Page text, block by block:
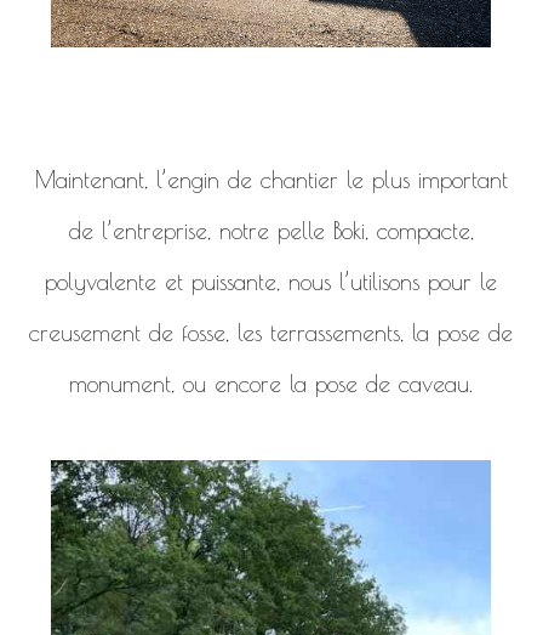
Maintenant, l’engin de chantier le plus important
de l’entreprise, notre pelle Boki, compacte,
polyvalente et puissante, nous l’utilisons pour le
creusement de fosse, les terrassements, la pose de
monument, ou encore la pose de caveau.